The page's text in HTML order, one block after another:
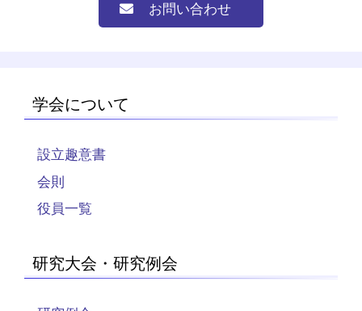
お問い合わせ
学会について
設立趣意書
会則
役員一覧
研究大会・研究例会